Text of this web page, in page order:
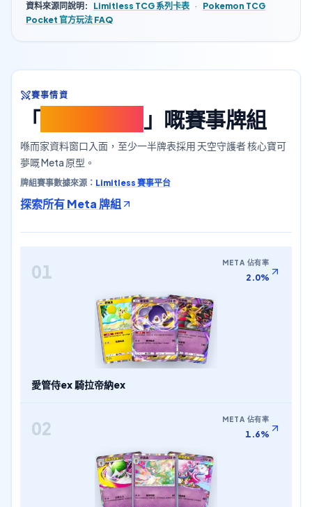
資料來源同說明 : Limitless TCG 系列卡表 ·
Pokemon TCG
Pocket 官方玩法 FAQ
賽事情資
「 」嘅賽事牌組
喺而家資料窗口入面，至少一半牌表採用 天空守護者 核心寶可
夢嘅 Meta 原型。
牌組賽事數據來源： Limitless 賽事平台
探索所有 Meta 牌組
01 META 佔有率
2.0%
愛管侍ex 騎拉帝納ex
02 META 佔有率
1.6%